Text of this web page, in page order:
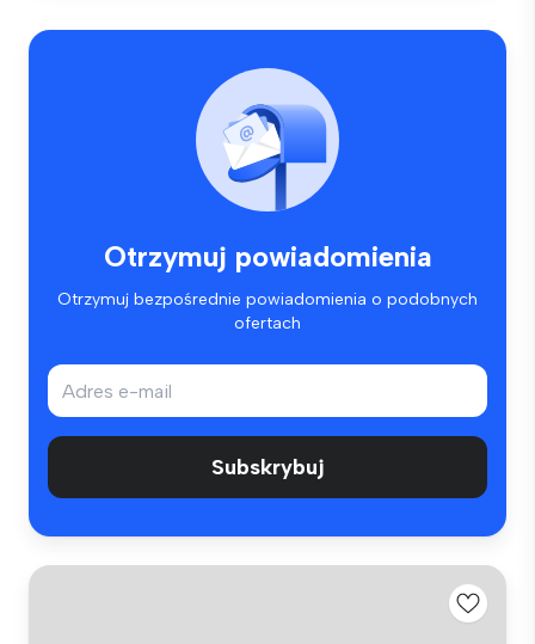
Otrzymuj powiadomienia
Otrzymuj bezpośrednie powiadomienia o podobnych
ofertach
Subskrybuj